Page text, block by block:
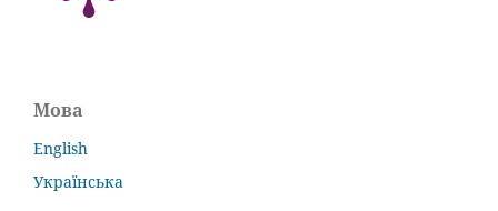
Мова
English
Українська